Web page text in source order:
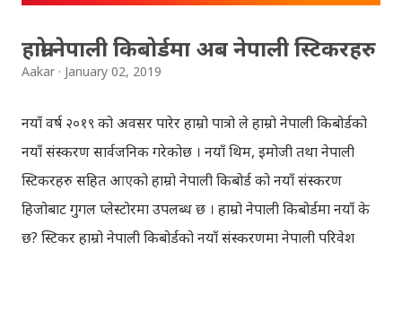
Later she sets out as a Yogini in a long voyage to
search self, leaving her parents. She is accompanied
by her friend Bisakha everywhere she went. Radha
faces...
हाम्रो नेपाली किबोर्डमा अब नेपाली स्टिकरहरु
Aakar January 02, 2019
नयाँ वर्ष २०१९ को अवसर पारेर हाम्रो पात्रो ले हाम्रो नेपाली किबोर्डको
नयाँ संस्करण सार्वजनिक गरेकोछ । नयाँ थिम, इमोजी तथा नेपाली
स्टिकरहरु सहित आएको हाम्रो नेपाली किबोर्ड को नयाँ संस्करण
हिजोबाट गुगल प्लेस्टोरमा उपलब्ध छ । हाम्रो नेपाली किबोर्डमा नयाँ के
छ? स्टिकर हाम्रो नेपाली किबोर्डको नयाँ संस्करणमा नेपाली परिवेश